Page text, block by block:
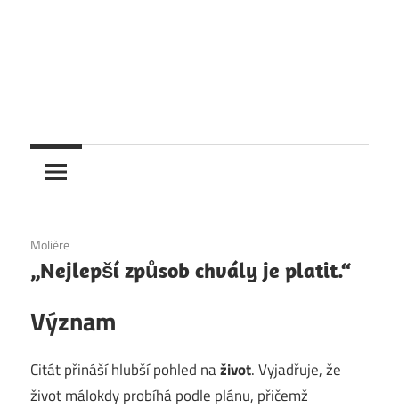
6. 12. 2020
Molière
„Nejlepší způsob chvály je platit.“
Význam
Citát přináší hlubší pohled naživot. Vyjadřuje, že
život málokdy probíhá podle plánu, přičemž